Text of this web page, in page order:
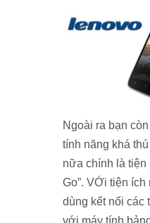
Ngoài ra bạn
tính năng khá
nữa chính là tiện
Go”. VỚi tiện
dùng kết nối các
với máy tính